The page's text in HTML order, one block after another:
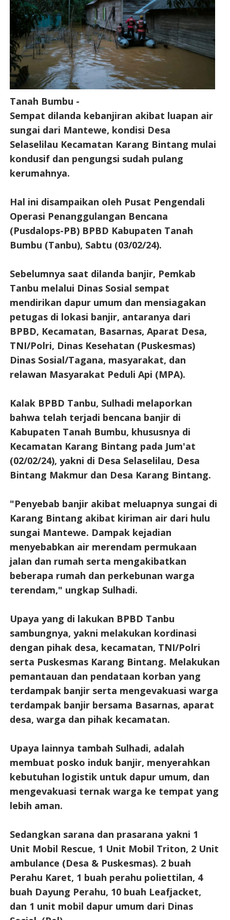
Tanah Bumbu -
Sempat dilanda kebanjiran akibat luapan air
sungai dari Mantewe, kondisi Desa
Selaselilau Kecamatan Karang Bintang mulai
kondusif dan pengungsi sudah pulang
kerumahnya.
Hal ini disampaikan oleh Pusat Pengendali
Operasi Penanggulangan Bencana
(Pusdalops-PB) BPBD Kabupaten Tanah
Bumbu (Tanbu), Sabtu (03/02/24).
Sebelumnya saat dilanda banjir, Pemkab
Tanbu melalui Dinas Sosial sempat
mendirikan dapur umum dan mensiagakan
petugas di lokasi banjir, antaranya dari
BPBD, Kecamatan, Basarnas, Aparat Desa,
TNI/Polri, Dinas Kesehatan (Puskesmas)
Dinas Sosial/Tagana, masyarakat, dan
relawan Masyarakat Peduli Api (MPA).
Kalak BPBD Tanbu, Sulhadi melaporkan
bahwa telah terjadi bencana banjir di
Kabupaten Tanah Bumbu, khususnya di
Kecamatan Karang Bintang pada Jum'at
(02/02/24), yakni di Desa Selaselilau, Desa
Bintang Makmur dan Desa Karang Bintang.
"Penyebab banjir akibat meluapnya sungai di
Karang Bintang akibat kiriman air dari hulu
sungai Mantewe. Dampak kejadian
menyebabkan air merendam permukaan
jalan dan rumah serta mengakibatkan
beberapa rumah dan perkebunan warga
terendam," ungkap Sulhadi.
Upaya yang di lakukan BPBD Tanbu
sambungnya, yakni melakukan kordinasi
dengan pihak desa, kecamatan, TNI/Polri
serta Puskesmas Karang Bintang. Melakukan
pemantauan dan pendataan korban yang
terdampak banjir serta mengevakuasi warga
terdampak banjir bersama Basarnas, aparat
desa, warga dan pihak kecamatan.
Upaya lainnya tambah Sulhadi, adalah
membuat posko induk banjir, menyerahkan
kebutuhan logistik untuk dapur umum, dan
mengevakuasi ternak warga ke tempat yang
lebih aman.
Sedangkan sarana dan prasarana yakni 1
Unit Mobil Rescue, 1 Unit Mobil Triton, 2 Unit
ambulance (Desa & Puskesmas). 2 buah
Perahu Karet, 1 buah perahu poliettilan, 4
buah Dayung Perahu, 10 buah Leafjacket,
dan 1 unit mobil dapur umum dari Dinas